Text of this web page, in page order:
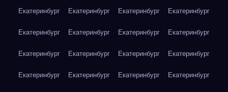
Екатеринбург Екатеринбург Екатеринбург Екатеринбург
Екатеринбург Екатеринбург Екатеринбург Екатеринбург
Екатеринбург Екатеринбург Екатеринбург Екатеринбург
Екатеринбург Екатеринбург Екатеринбург Екатеринбург